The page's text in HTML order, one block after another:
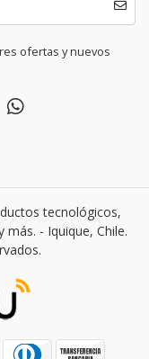
ofertas y nuevos
tecnológicos,
- Iquique, Chile.